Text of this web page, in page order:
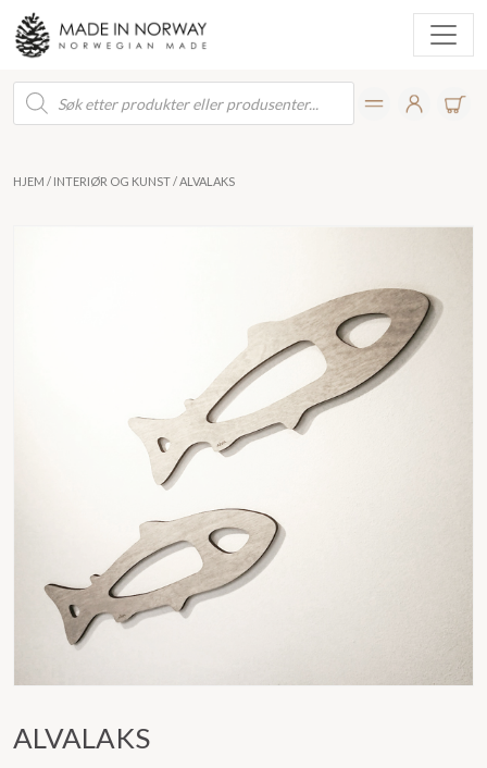
Products
search
HJEM / INTERIØR OG KUNST/ ALVALAKS
ALVALAKS